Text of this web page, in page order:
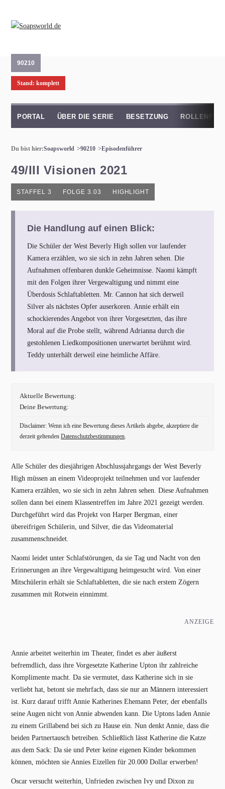
90210
Stand: komplett
PORTAL ÜBER DIE SERIE BESETZUNG
Du bist hier:Soapsworld 90210 Episodenführer
49/III Visionen 2021
STAFFEL 3 FOLGE 3.03 HIGHLIGHT
Die Handlung auf einen Blick:
Die Schüler der West Beverly High sollen vor laufender
Kamera erzählen, wo sie sich in zehn Jahren sehen. Die
Aufnahmen offenbaren dunkle Geheimnisse. Naomi kämpft
mit den Folgen ihrer Vergewaltigung und nimmt eine
Überdosis Schlaftabletten. Mr. Cannon hat sich derweil
Silver als nächstes Opfer auserkoren. Annie erhält ein
schockierendes Angebot von ihrer Vorgesetzten, das ihre
Moral auf die Probe stellt, während Adrianna durch die
gestohlenen Liedkompositionen unerwartet berühmt wird.
Teddy unterhält derweil eine heimliche Affäre.
Aktuelle Bewertung:
Deine Bewertung:
Disclaimer: Wenn ich eine Bewertung dieses Artikels abgebe, akzeptiere die
derzeit geltendenDatenschutzbestimmungen.
Alle Schüler des diesjährigen Abschlussjahrgangs der West Beverly
High müssen an einem Videoprojekt teilnehmen und vor laufender
Kamera erzählen, wo sie sich in zehn Jahren sehen. Diese Aufnahmen
sollen dann bei einem Klassentreffen im Jahre 2021 gezeigt werden.
Durchgeführt wird das Projekt von Harper Bergman, einer
übereifrigen Schülerin, und Silver, die das Videomaterial
zusammenschneidet.
Naomi leidet unter Schlafstörungen, da sie Tag und Nacht von den
Erinnerungen an ihre Vergewaltigung heimgesucht wird. Von einer
Mitschülerin erhält sie Schlaftabletten, die sie nach erstem Zögern
zusammen mit Rotwein einnimmt.
ANZEIGE
Annie arbeitet weiterhin im Theater, findet es aber äußerst
befremdlich, dass ihre Vorgesetzte Katherine Upton ihr zahlreiche
Komplimente macht. Da sie vermutet, dass Katherine sich in sie
verliebt hat, betont sie mehrfach, dass sie nur an Männern interessiert
ist. Kurz darauf trifft Annie Katherines Ehemann Peter, der ebenfalls
seine Augen nicht von Annie abwenden kann. Die Uptons laden Annie
zu einem Grillabend bei sich zu Hause ein. Nun denkt Annie, dass die
beiden Partnertausch betreiben. Schließlich lässt Katherine die Katze
aus dem Sack: Da sie und Peter keine eigenen Kinder bekommen
können, möchten sie Annies Eizellen für 20.000 Dollar erwerben!
Oscar versucht weiterhin, Unfrieden zwischen Ivy und Dixon zu